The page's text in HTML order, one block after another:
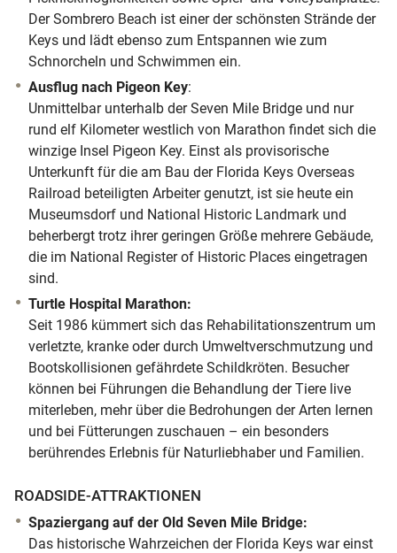
Der Sombrero Beach ist einer der schönsten Strände der
Keys und lädt ebenso zum Entspannen wie zum
Schnorcheln und Schwimmen ein.
Ausflug nach Pigeon Key:
Unmittelbar unterhalb der Seven Mile Bridge und nur
rund elf Kilometer westlich von Marathon findet sich die
winzige Insel Pigeon Key. Einst als provisorische
Unterkunft für die am Bau der Florida Keys Overseas
Railroad beteiligten Arbeiter genutzt, ist sie heute ein
Museumsdorf und National Historic Landmark und
beherbergt trotz ihrer geringen Größe mehrere Gebäude,
die im National Register of Historic Places eingetragen
sind.
Turtle Hospital Marathon:
Seit 1986 kümmert sich das Rehabilitationszentrum um
verletzte, kranke oder durch Umweltverschmutzung und
Bootskollisionen gefährdete Schildkröten. Besucher
können bei Führungen die Behandlung der Tiere live
miterleben, mehr über die Bedrohungen der Arten lernen
und bei Fütterungen zuschauen – ein besonders
berührendes Erlebnis für Naturliebhaber und Familien.
ROADSIDE-ATTRAKTIONEN
Spaziergang auf der Old Seven Mile Bridge:
Das historische Wahrzeichen der Florida Keys war einst